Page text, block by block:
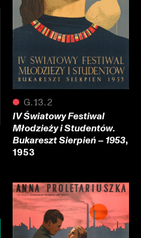
● G.13.2
IV Światowy Festiwal
Młodzieży i Studentów.
Bukareszt Sierpień – 1953,
1953